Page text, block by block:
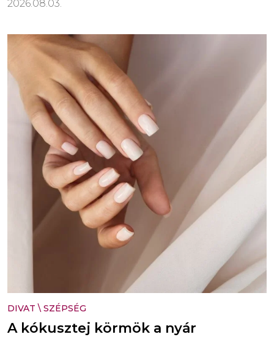
2026.08.03.
DIVAT \ SZÉPSÉG
A kókusztej körmök a nyár